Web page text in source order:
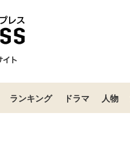
ランキング ドラマ 人物